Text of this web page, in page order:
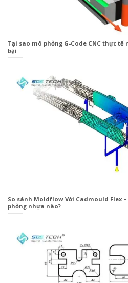
Tại sao mô phỏng G-Code CNC thực
bại
So sánh Moldflow Với Cadmould Flex
phỏng nhựa nào?